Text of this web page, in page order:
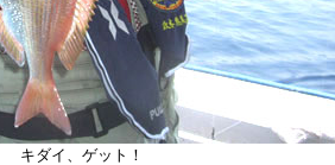
キダイ、ゲット！